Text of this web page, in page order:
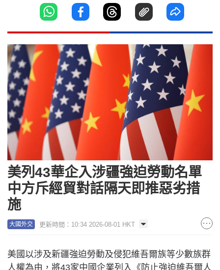
美列43華企入涉疆強迫勞動名單
中方斥經貿對話隔天即推惡劣措
施
大國外交 更新時間：10:34 2026-08-01 HKT
美國以涉及新疆強迫勞動及侵犯維吾爾族等少數族群
人權為由，將43家中國企業列入《防止強迫維吾爾人